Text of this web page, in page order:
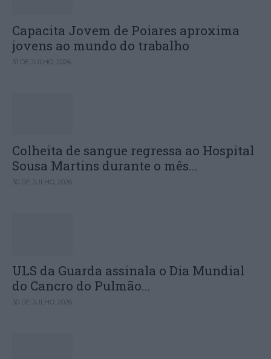
Capacita Jovem de Poiares aproxima
jovens ao mundo do trabalho
31 DE JULHO, 2026
Colheita de sangue regressa ao Hospital
Sousa Martins durante o mês...
30 DE JULHO, 2026
ULS da Guarda assinala o Dia Mundial
do Cancro do Pulmão...
30 DE JULHO, 2026